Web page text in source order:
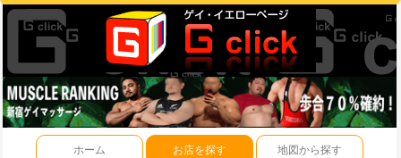
ホーム お店を探す 地図から探す